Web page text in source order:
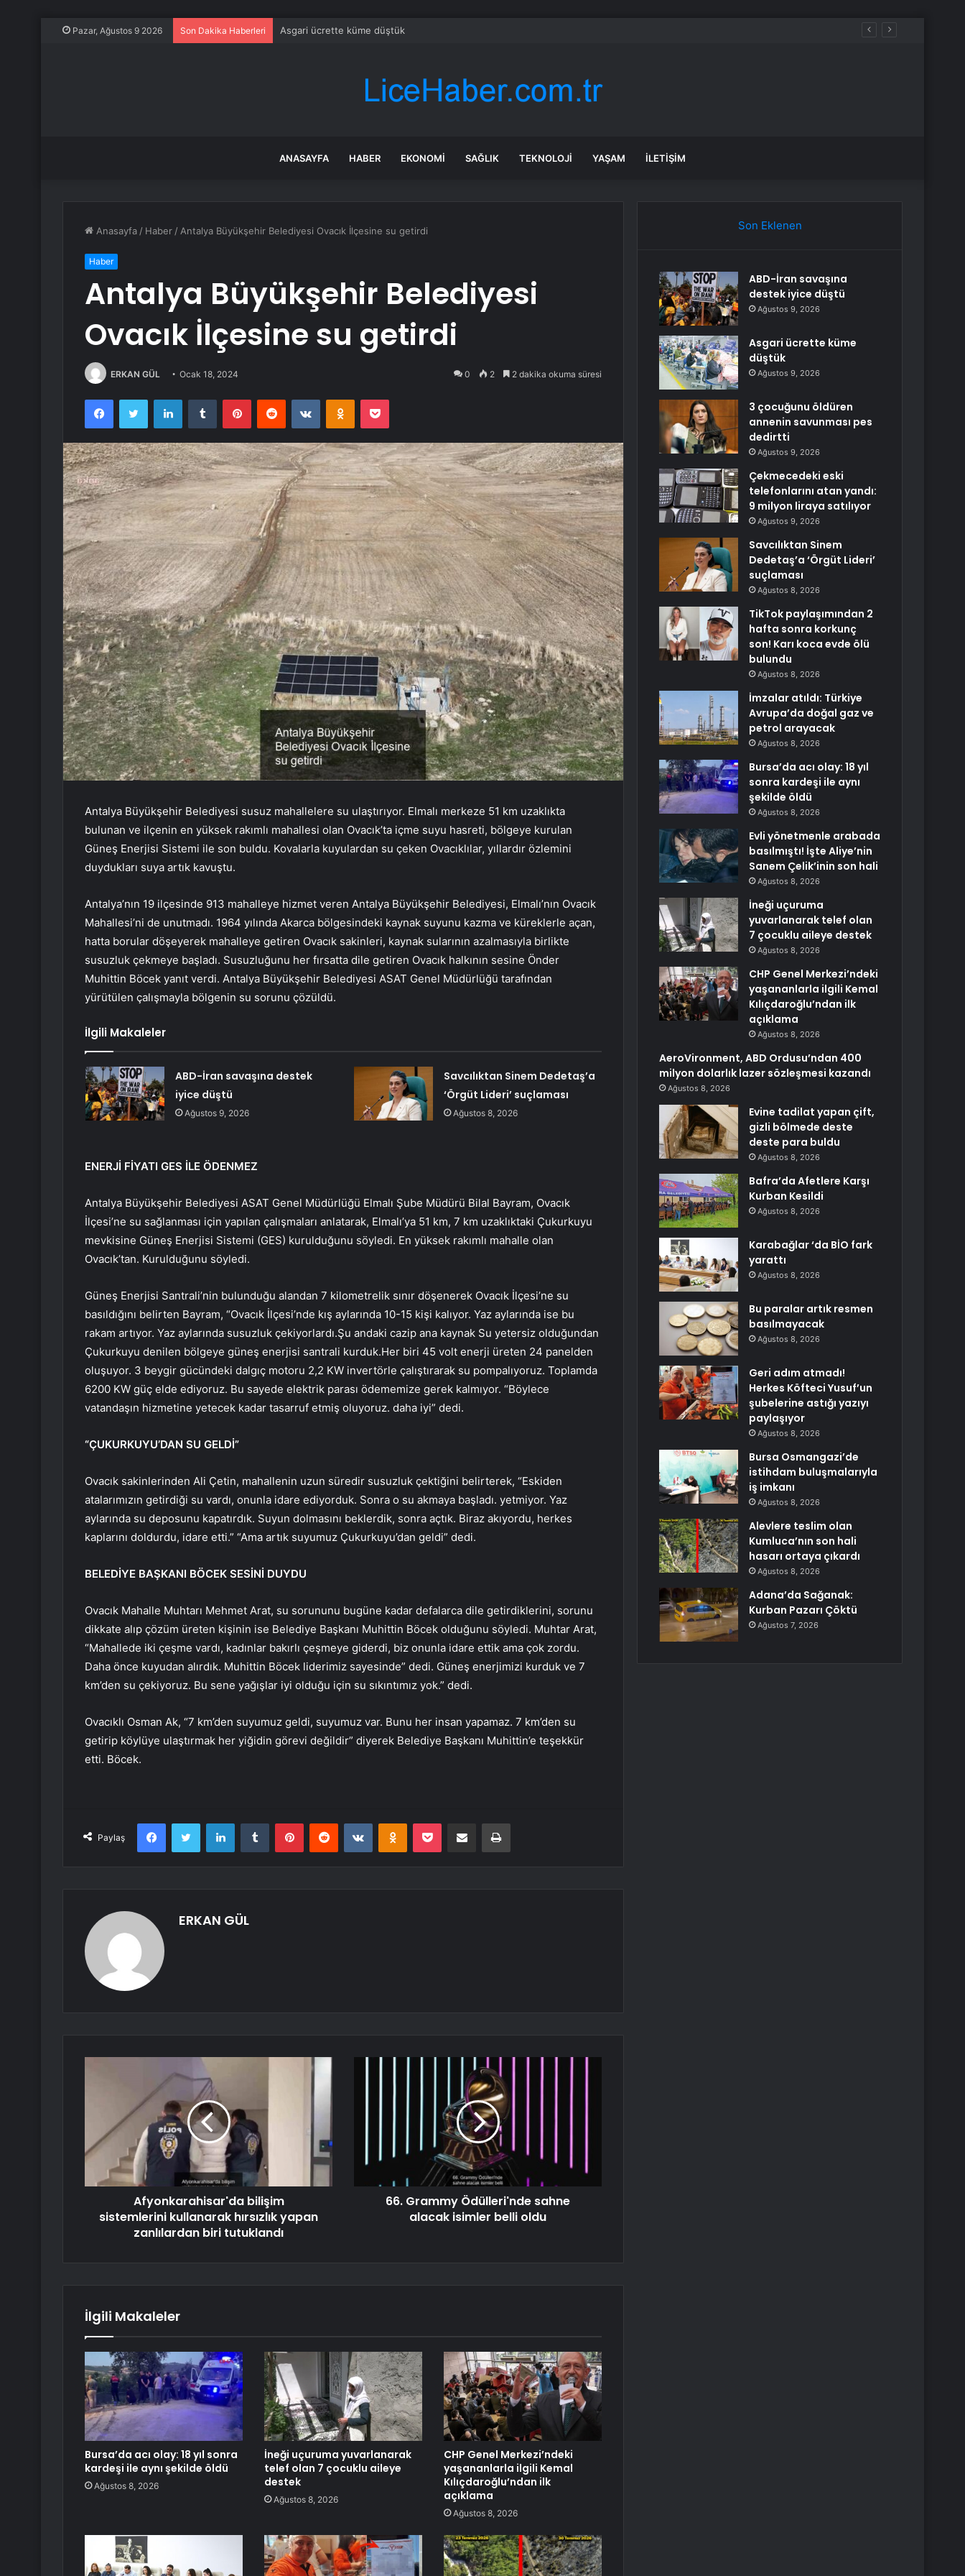
Pazar, Ağustos 9 2026 Son Dakika Haberleri Asgari ücrette küme düştük
ANASAYFA HABER EKONOMI SAĞLIK TEKNOLOJI YAŞAM İLETIŞIM
Anasayfa / Haber / Antalya Büyükşehir Belediyesi Ovacık İlçesine su getirdi
Haber
Antalya Büyükşehir Belediyesi
Ovacık İlçesine su getirdi
ERKAN GÜL Ocak 18, 2024 0 2 2 dakika okuma süresi
FacebookTwitter LinkedInTumblr PinterestReddit VKontakteOdnoklassniki
Pocket
Antalya Büyükşehir Belediyesi susuz mahallelere su ulaştırıyor. Elmalı merkeze 51 km uzaklıkta
bulunan ve ilçenin en yüksek rakımlı mahallesi olan Ovacık’ta içme suyu hasreti, bölgeye kurulan
Güneş Enerjisi Sistemi ile son buldu. Kovalarla kuyulardan su çeken Ovacıklılar, yıllardır özlemini
duydukları suya artık kavuştu.
Antalya’nın 19 ilçesinde 913 mahalleye hizmet veren Antalya Büyükşehir Belediyesi, Elmalı’nın Ovacık
Mahallesi’ni de unutmadı. 1964 yılında Akarca bölgesindeki kaynak suyunu kazma ve küreklerle açan,
hatta borular döşeyerek mahalleye getiren Ovacık sakinleri, kaynak sularının azalmasıyla birlikte
susuzluk çekmeye başladı. Susuzluğunu her fırsatta dile getiren Ovacık halkının sesine Önder
Muhittin Böcek yanıt verdi. Antalya Büyükşehir Belediyesi ASAT Genel Müdürlüğü tarafından
yürütülen çalışmayla bölgenin su sorunu çözüldü.
İlgili Makaleler
ABD-İran savaşına destek
iyice düştü
Ağustos 9, 2026
Savcılıktan Sinem Dedetaş’a
‘Örgüt Lideri’ suçlaması
Ağustos 8, 2026
ENERJİ FİYATI GES İLE ÖDENMEZ
Antalya Büyükşehir Belediyesi ASAT Genel Müdürlüğü Elmalı Şube Müdürü Bilal Bayram, Ovacık
İlçesi’ne su sağlanması için yapılan çalışmaları anlatarak, Elmalı’ya 51 km, 7 km uzaklıktaki Çukurkuyu
mevkisine Güneş Enerjisi Sistemi (GES) kurulduğunu söyledi. En yüksek rakımlı mahalle olan
Ovacık’tan. Kurulduğunu söyledi.
Güneş Enerjisi Santrali’nin bulunduğu alandan 7 kilometrelik sınır döşenerek Ovacık İlçesi’ne su
basıldığını belirten Bayram, “Ovacık İlçesi’nde kış aylarında 10-15 kişi kalıyor. Yaz aylarında ise bu
rakam artıyor. Yaz aylarında susuzluk çekiyorlardı.Şu andaki cazip ana kaynak Su yetersiz olduğundan
Çukurkuyu denilen bölgeye güneş enerjisi santrali kurduk.Her biri 45 volt enerji üreten 24 panelden
oluşuyor. 3 beygir gücündeki dalgıç motoru 2,2 KW invertörle çalıştırarak su pompalıyoruz. Toplamda
6200 KW güç elde ediyoruz. Bu sayede elektrik parası ödememize gerek kalmıyor. “Böylece
vatandaşın hizmetine yetecek kadar tasarruf etmiş oluyoruz. daha iyi” dedi.
“ÇUKURKUYU’DAN SU GELDİ”
Ovacık sakinlerinden Ali Çetin, mahallenin uzun süredir susuzluk çektiğini belirterek, “Eskiden
atalarımızın getirdiği su vardı, onunla idare ediyorduk. Sonra o su akmaya başladı. yetmiyor. Yaz
aylarında su deposunu kapatırdık. Suyun dolmasını beklerdik, sonra açtık. Biraz akıyordu, herkes
kaplarını doldurdu, idare etti.” “Ama artık suyumuz Çukurkuyu’dan geldi” dedi.
BELEDİYE BAŞKANI BÖCEK SESİNİ DUYDU
Ovacık Mahalle Muhtarı Mehmet Arat, su sorununu bugüne kadar defalarca dile getirdiklerini, sorunu
dikkate alıp çözüm üreten kişinin ise Belediye Başkanı Muhittin Böcek olduğunu söyledi. Muhtar Arat,
“Mahallede iki çeşme vardı, kadınlar bakırlı çeşmeye giderdi, biz onunla idare ettik ama çok zordu.
Daha önce kuyudan alırdık. Muhittin Böcek liderimiz sayesinde” dedi. Güneş enerjimizi kurduk ve 7
km’den su çekiyoruz. Bu sene yağışlar iyi olduğu için su sıkıntımız yok.” dedi.
Ovacıklı Osman Ak, “7 km’den suyumuz geldi, suyumuz var. Bunu her insan yapamaz. 7 km’den su
getirip köylüye ulaştırmak her yiğidin görevi değildir” diyerek Belediye Başkanı Muhittin’e teşekkür
etti. Böcek.
Paylaş
FacebookTwitter LinkedInTumblr PinterestReddit VKontakteOdnoklassniki
Pocket E-Posta ile paylaş Yazdır
ERKAN GÜL
Afyonkarahisar'da bilişim
sistemlerini kullanarak hırsızlık yapan
zanlılardan biri tutuklandı
66. Grammy Ödülleri'nde sahne
alacak isimler belli oldu
İlgili Makaleler
Bursa’da acı olay: 18 yıl sonra
kardeşi ile aynı şekilde öldü
Ağustos 8, 2026
İneği uçuruma yuvarlanarak
telef olan 7 çocuklu aileye
destek
Ağustos 8, 2026
CHP Genel Merkezi’ndeki
yaşananlarla ilgili Kemal
Kılıçdaroğlu’ndan ilk
açıklama
Ağustos 8, 2026
Son Eklenen
ABD-İran savaşına
destek iyice düştü
Ağustos 9, 2026
Asgari ücrette küme
düştük
Ağustos 9, 2026
3 çocuğunu öldüren
annenin savunması pes
dedirtti
Ağustos 9, 2026
Çekmecedeki eski
telefonlarını atan yandı:
9 milyon liraya satılıyor
Ağustos 9, 2026
Savcılıktan Sinem
Dedetaş’a ‘Örgüt Lideri’
suçlaması
Ağustos 8, 2026
TikTok paylaşımından 2
hafta sonra korkunç
son! Karı koca evde ölü
bulundu
Ağustos 8, 2026
İmzalar atıldı: Türkiye
Avrupa’da doğal gaz ve
petrol arayacak
Ağustos 8, 2026
Bursa’da acı olay: 18 yıl
sonra kardeşi ile aynı
şekilde öldü
Ağustos 8, 2026
Evli yönetmenle arabada
basılmıştı! İşte Aliye’nin
Sanem Çelik’inin son hali
Ağustos 8, 2026
İneği uçuruma
yuvarlanarak telef olan
7 çocuklu aileye destek
Ağustos 8, 2026
CHP Genel Merkezi’ndeki
yaşananlarla ilgili Kemal
Kılıçdaroğlu’ndan ilk
açıklama
Ağustos 8, 2026
AeroVironment, ABD Ordusu’ndan 400
milyon dolarlık lazer sözleşmesi kazandı
Ağustos 8, 2026
Evine tadilat yapan çift,
gizli bölmede deste
deste para buldu
Ağustos 8, 2026
Bafra’da Afetlere Karşı
Kurban Kesildi
Ağustos 8, 2026
Karabağlar ‘da BİO fark
yarattı
Ağustos 8, 2026
Bu paralar artık resmen
basılmayacak
Ağustos 8, 2026
Geri adım atmadı!
Herkes Köfteci Yusuf’un
şubelerine astığı yazıyı
paylaşıyor
Ağustos 8, 2026
Bursa Osmangazi’de
istihdam buluşmalarıyla
iş imkanı
Ağustos 8, 2026
Alevlere teslim olan
Kumluca’nın son hali
hasarı ortaya çıkardı
Ağustos 8, 2026
Adana’da Sağanak:
Kurban Pazarı Çöktü
Ağustos 7, 2026